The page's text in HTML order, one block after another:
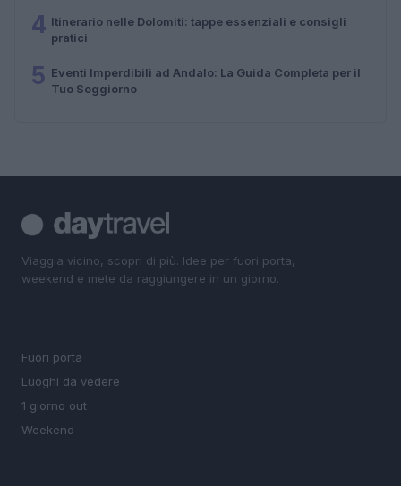
4 Itinerario nelle Dolomiti: tappe essenziali e consigli
pratici
5 Eventi Imperdibili ad Andalo: La Guida Completa per il
Tuo Soggiorno
Viaggia vicino, scopri di più. Idee per fuori porta,
weekend e mete da raggiungere in un giorno.
Fuori porta
Luoghi da vedere
1 giorno out
Weekend